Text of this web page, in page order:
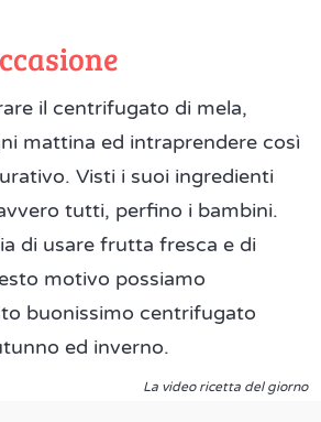
il centrifugato di mela,
mattina ed intraprendere così
Visti i suoi ingredienti
tutti, perfino i bambini.
di usare frutta fresca e di
motivo possiamo
buonissimo centrifugato
ed inverno.
La video ricetta del giorno